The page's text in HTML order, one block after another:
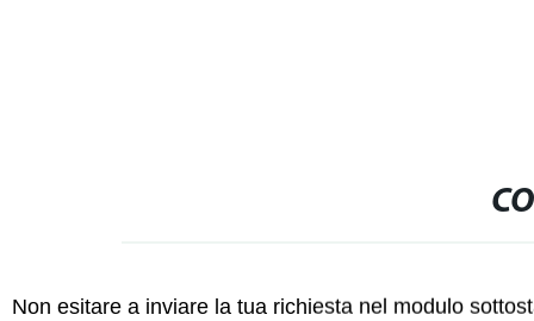
Non esitare a inviare la tua richiesta nel modulo